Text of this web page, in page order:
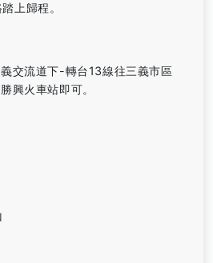
上歸程。
交流道下-轉台13線往三義市區
興火車站即可。